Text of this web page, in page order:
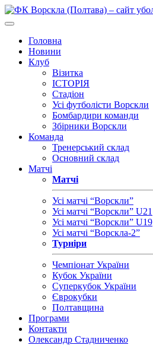
Головна
Новини
Клуб
Візитка
ІСТОРІЯ
Стадіон
Усі футболісти Ворскли
Бомбардири команди
Збірники Ворскли
Команда
Тренерський склад
Основний склад
Матчі
Матчі
Усі матчі “Ворскли”
Усі матчі “Ворскли” U21
Усі матчі “Ворскли” U19
Усі матчі “Ворскла-2”
Турніри
Чемпіонат України
Кубок України
Суперкубок України
Єврокубки
Полтавщина
Програми
Контакти
Олександр Стадниченко